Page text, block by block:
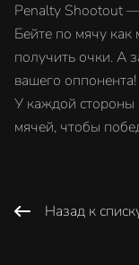
Penalty Shootout —
Бейте по мячу
получить очки. А
вашего оппонента!
У каждой стороны
мячей, чтобы
Назад к